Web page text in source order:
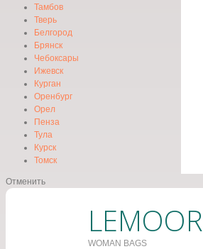
Тамбов
Тверь
Белгород
Брянск
Чебоксары
Ижевск
Курган
Оренбург
Орел
Пенза
Тула
Курск
Томск
Отменить
LEMOOR
WOMAN BAGS